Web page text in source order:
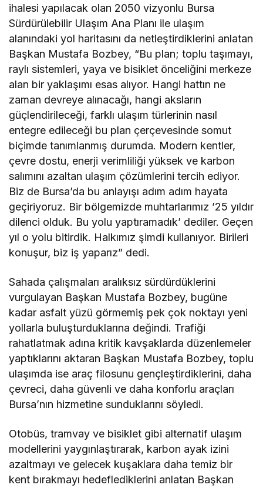
ihalesi yapılacak olan 2050 vizyonlu Bursa
Sürdürülebilir Ulaşım Ana Planı ile ulaşım
alanındaki yol haritasını da netleştirdiklerini anlatan
Başkan Mustafa Bozbey, “Bu plan; toplu taşımayı,
raylı sistemleri, yaya ve bisiklet önceliğini merkeze
alan bir yaklaşımı esas alıyor. Hangi hattın ne
zaman devreye alınacağı, hangi aksların
güçlendirileceği, farklı ulaşım türlerinin nasıl
entegre edileceği bu plan çerçevesinde somut
biçimde tanımlanmış durumda. Modern kentler,
çevre dostu, enerji verimliliği yüksek ve karbon
salımını azaltan ulaşım çözümlerini tercih ediyor.
Biz de Bursa’da bu anlayışı adım adım hayata
geçiriyoruz. Bir bölgemizde muhtarlarımız ’25 yıldır
dilenci olduk. Bu yolu yaptıramadık’ dediler. Geçen
yıl o yolu bitirdik. Halkımız şimdi kullanıyor. Birileri
konuşur, biz iş yaparız” dedi.
Sahada çalışmaları aralıksız sürdürdüklerini
vurgulayan Başkan Mustafa Bozbey, bugüne
kadar asfalt yüzü görmemiş pek çok noktayı yeni
yollarla buluşturduklarına değindi. Trafiği
rahatlatmak adına kritik kavşaklarda düzenlemeler
yaptıklarını aktaran Başkan Mustafa Bozbey, toplu
ulaşımda ise araç filosunu gençleştirdiklerini, daha
çevreci, daha güvenli ve daha konforlu araçları
Bursa’nın hizmetine sunduklarını söyledi.
Otobüs, tramvay ve bisiklet gibi alternatif ulaşım
modellerini yaygınlaştırarak, karbon ayak izini
azaltmayı ve gelecek kuşaklara daha temiz bir
kent bırakmayı hedeflediklerini anlatan Başkan